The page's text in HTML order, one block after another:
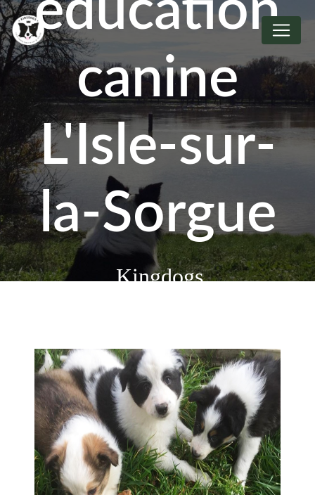
éducation
canine
L'Isle-sur-
la-Sorgue
Kingdogs
Panneau de gestion des cookies